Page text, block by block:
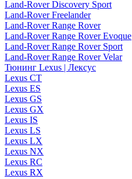
Land-Rover Discovery Sport
Land-Rover Freelander
Land-Rover Range Rover
Land-Rover Range Rover Evoque
Land-Rover Range Rover Sport
Land-Rover Range Rover Velar
Тюнинг Lexus | Лексус
Lexus CT
Lexus ES
Lexus GS
Lexus GX
Lexus IS
Lexus LS
Lexus LX
Lexus NX
Lexus RC
Lexus RX